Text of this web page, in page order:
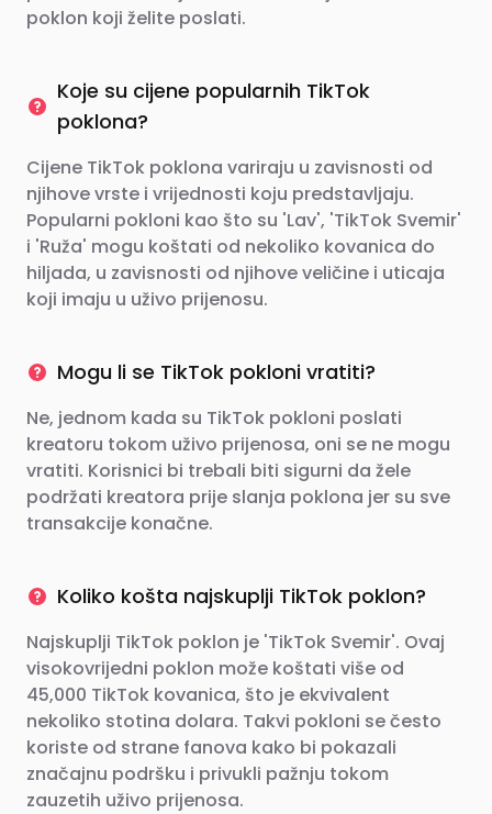
poklon koji želite poslati.
Koje su cijene popularnih TikTok
poklona?
Cijene TikTok poklona variraju u zavisnosti od
njihove vrste i vrijednosti koju predstavljaju.
Popularni pokloni kao što su 'Lav', 'TikTok Svemir'
i 'Ruža' mogu koštati od nekoliko kovanica do
hiljada, u zavisnosti od njihove veličine i uticaja
koji imaju u uživo prijenosu.
Mogu li se TikTok pokloni vratiti?
Ne, jednom kada su TikTok pokloni poslati
kreatoru tokom uživo prijenosa, oni se ne mogu
vratiti. Korisnici bi trebali biti sigurni da žele
podržati kreatora prije slanja poklona jer su sve
transakcije konačne.
Koliko košta najskuplji TikTok poklon?
Najskuplji TikTok poklon je 'TikTok Svemir'. Ovaj
visokovrijedni poklon može koštati više od
45,000 TikTok kovanica, što je ekvivalent
nekoliko stotina dolara. Takvi pokloni se često
koriste od strane fanova kako bi pokazali
značajnu podršku i privukli pažnju tokom
zauzetih uživo prijenosa.